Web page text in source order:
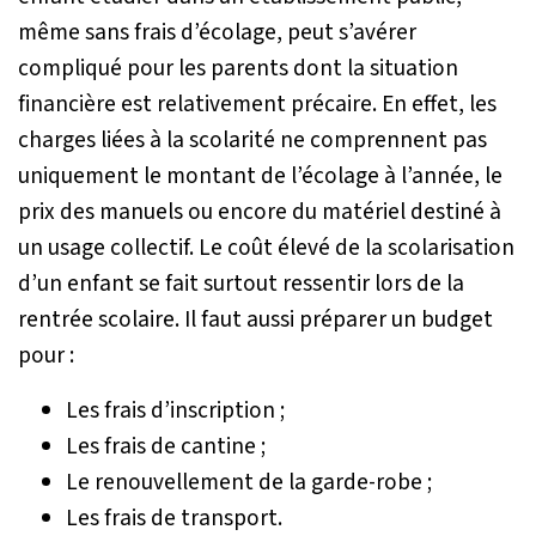
même sans frais d’écolage, peut s’avérer
compliqué pour les parents dont la situation
financière est relativement précaire. En effet, les
charges liées à la scolarité ne comprennent pas
uniquement le montant de l’écolage à l’année, le
prix des manuels ou encore du matériel destiné à
un usage collectif. Le coût élevé de la scolarisation
d’un enfant se fait surtout ressentir lors de la
rentrée scolaire. Il faut aussi préparer un budget
pour :
Les frais d’inscription ;
Les frais de cantine ;
Le renouvellement de la garde-robe ;
Les frais de transport.